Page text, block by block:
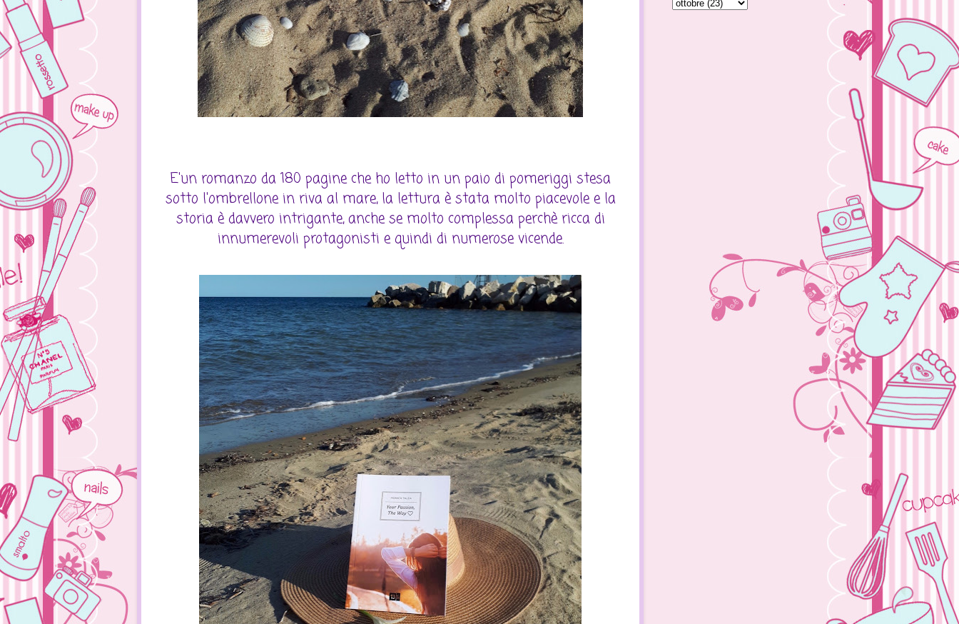
E'un romanzo da 180 pagine che ho letto in un paio di pomeriggi stesa
sotto l'ombrellone in riva al mare, la lettura è stata molto piacevole e la
storia è davvero intrigante, anche se molto complessa perchè ricca di
innumerevoli protagonisti e quindi di numerose vicende.